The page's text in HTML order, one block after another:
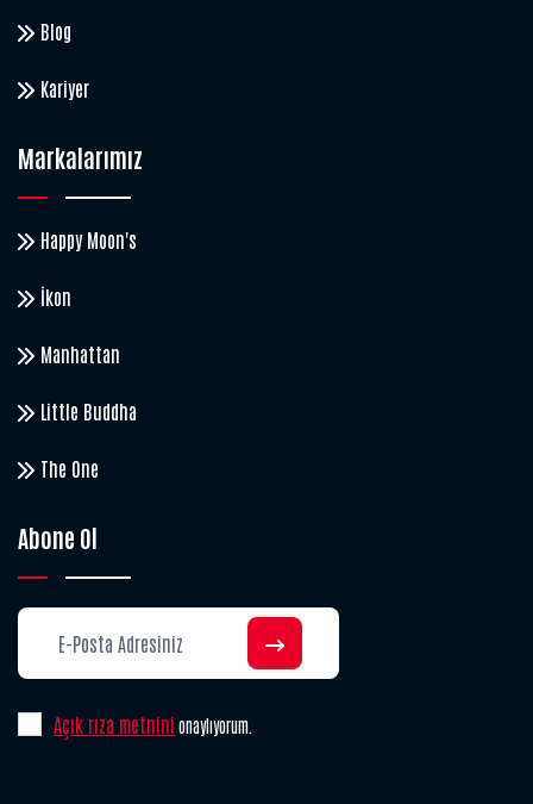
Blog
Kariyer
Markalarımız
Happy Moon's
İkon
Manhattan
Little Buddha
The One
Abone Ol
Açık rıza metnini onaylıyorum.